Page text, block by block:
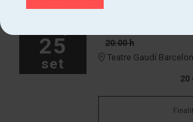
25
set
20:00 h
Teatre Gaudí
20